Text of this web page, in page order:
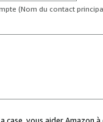
(Nom du contact